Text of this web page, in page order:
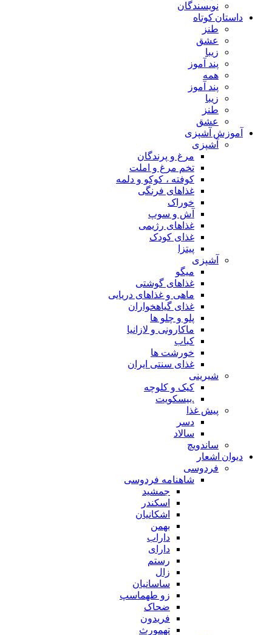
نویسندگان
داستان کوتاه
طنز
عشق
زیبا
پند آموز
همه
پند آموز
زیبا
طنز
عشق
آموزش آشپزی
آشپزی
مرغ و پرندگان
تخم مرغ و املت
کوفته ، کوکو و دلمه
غذاهای فرنگی
خوراک
آش و سوپ
غذاهای رژیمی
غذای کودک
پیتزا
آشپزی
میگو
غذاهای گوشتی
ماهی و غذاهای دریایی
غذای گیاهخواران
پلو و چلو ها
ماکارونی و لازانیا
کباب
خورشت ها
غذای سنتی ایران
شیرینی
کیک و کلوچه
.بیسکویت
پیش غذا
دسر
سالاد
ساندویچ
دیوان اشعار
فردوسی
شاهنامه فردوسی
جمشید
اسکندر
اشکانیان
بهمن
داراب
دارای
رستم
زال
ساسانیان
زو طهماسپ‏
ضحاک
فریدون
تهمورث